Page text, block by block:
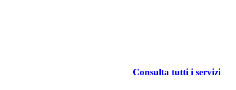
Consulta tutti i servizi